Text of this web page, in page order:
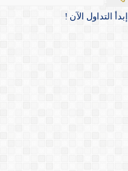
إبدأ التداول الآن !